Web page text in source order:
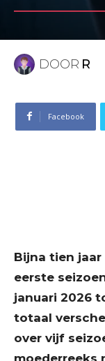
DOOR R
Facebook
Bijna tien
eerste
januari 2026
totaal
over vijf
moederreeks